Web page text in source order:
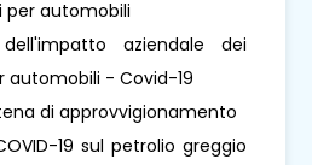
per automobili
dell'impatto aziendale dei
automobili - Covid-19
di approvvigionamento
19 sul petrolio greggio